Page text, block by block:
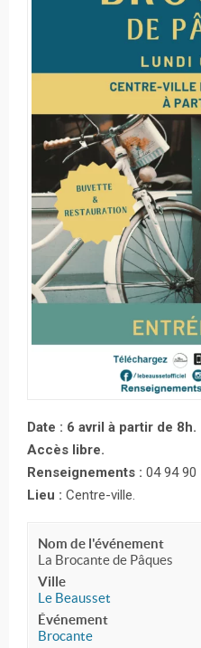
Date : 6 avril à partir de 8h.
Accès libre.
Renseignements : 04 94 90
Lieu : Centre-ville.
Nom de l'événement
La Brocante de Pâques
Ville
Le Beausset
Événement
Brocante